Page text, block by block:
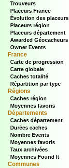
Trouveurs
Placeurs France
Évolution des placeurs
Placeurs région
Placeurs département
Awarded Géocacheurs
Owner Events
France
Carte de progression
Carte globale
Caches totalité
Répartition par type
Régions
Caches région
Moyennes favoris
Départements
Caches département
Durées caches
Nombre Events
Moyennes favoris
Taux archivées
Moyennes Found It
Communes